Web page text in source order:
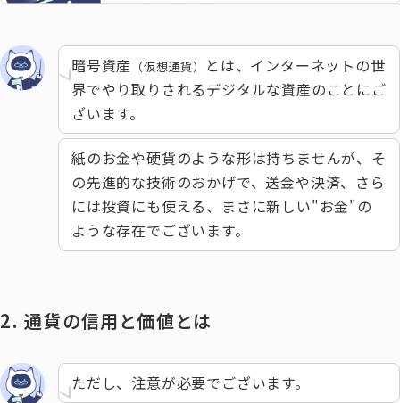
暗号資産 （仮想通貨）
とは、インターネットの世
界でやり取りされるデジタルな資産のことにご
ざいます。
紙のお金や硬貨のような形は持ちませんが、そ
の先進的な技術のおかげで、送金や決済、さら
には投資にも使える、まさに新しい"お金"の
ような存在でございます。
2. 通貨の信用と価値とは
ただし、注意が必要でございます。